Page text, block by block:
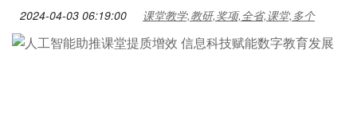
2024-04-03 06:19:00 课堂教学,教研,奖项,全省,课堂,多个